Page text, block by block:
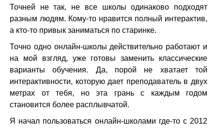
Точней не так, не все школы одинаково подходят
разным людям. Кому-то нравится полный интерактив,
а кто-то привык заниматься по старинке.
Точно одно онлайн-школы действительно работают и
на мой взгляд, уже готовы заменить классические
варианты обучения. Да, порой не хватает той
интерактивности, которую дает преподаватель в двух
метрах от тебя, но эта грань с каждым годом
становится более расплывчатой.
Я начал пользоваться онлайн-школами где-то с 2012